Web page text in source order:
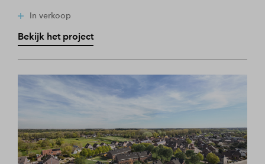
In verkoop
Bekijk het project